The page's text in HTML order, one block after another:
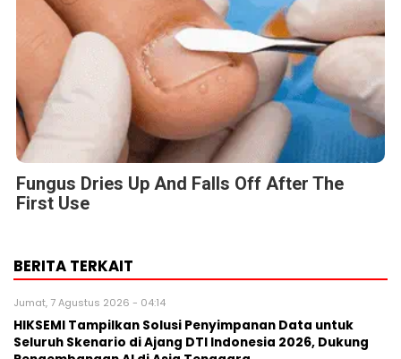
Fungus Dries Up And Falls Off After The
First Use
BERITA TERKAIT
Jumat, 7 Agustus 2026 - 04:14
HIKSEMI Tampilkan Solusi Penyimpanan Data untuk
Seluruh Skenario di Ajang DTI Indonesia 2026, Dukung